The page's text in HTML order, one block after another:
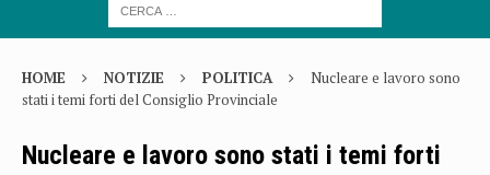
HOME NOTIZIE POLITICA
Nucleare e lavoro sono
stati i temi forti del Consiglio Provinciale
Nucleare e lavoro sono stati i temi forti